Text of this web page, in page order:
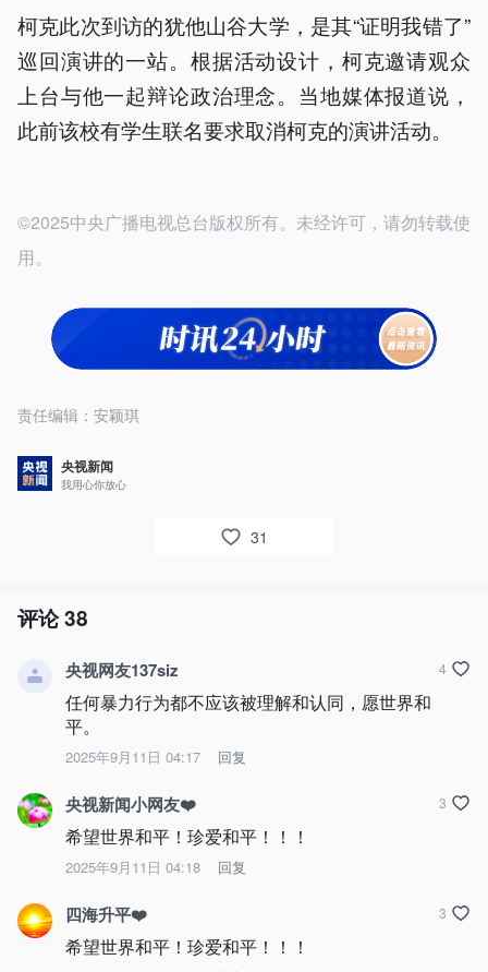
柯克此次到访的犹他山谷大学，是其“证明我错了”
巡回演讲的一站。根据活动设计，柯克邀请观众
上台与他一起辩论政治理念。当地媒体报道说，
此前该校有学生联名要求取消柯克的演讲活动。
©2025中央广播电视总台版权所有。未经许可，请勿转载使
用。
责任编辑： 安颖琪
央视新闻
我用心你放心
31
评论38
央视网友137siz
任何暴力行为都不应该被理解和认同，愿世界和
平。
2025年9月11日 04:17 回复
4
央视新闻小网友❤️
希望世界和平！珍爱和平！！！
2025年9月11日 04:18 回复
3
四海升平❤️
希望世界和平！珍爱和平！！！
3